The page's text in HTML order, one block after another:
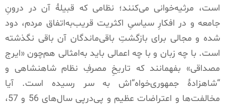
است، مرثیه‌خوانی می‌کنند؛ نظامی که قبیلۀ آن در درونِ
جامعه و در افکارِ سیاسیِ اکثریت قریب‌به‌اتفاق مردم، دود
شده و مجالی برای بازگشتِ باقی‌ماندگان آن باقی نگذشته
است. با چه زبان و با چه اعمالی باید به‌امثالی هم‌چون «ایرج
مصداقی» بفهمانند که تاریخِ مصرفِ نظام شاهنشاهی و
“شاهزادۀ جمهوری‌خواه“اش به سر رسیده است. آیا
مخالفت‌ها و اعتراضات عظیم و پی‌درپی سال‌های 56 و
،